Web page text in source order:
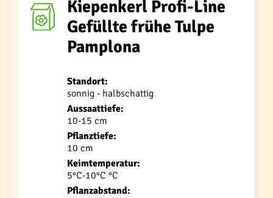
Kiepenkerl Profi-Line
Gefüllte frühe Tulpe
Pamplona
Standort:
sonnig - halbschattig
Aussaattiefe:
10-15 cm
Pflanztiefe:
10 cm
Keimtemperatur:
5°C-10°C °C
Pflanzabstand: